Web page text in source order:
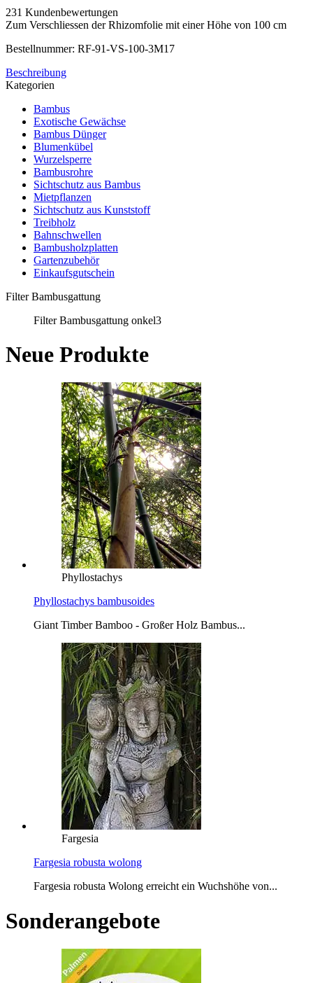
231 Kundenbewertungen
Zum Verschliessen der Rhizomfolie mit einer Höhe von 100 cm
Bestellnummer: RF-91-VS-100-3M17
Beschreibung
Kategorien
Bambus
Exotische Gewächse
Bambus Dünger
Blumenkübel
Wurzelsperre
Bambusrohre
Sichtschutz aus Bambus
Mietpflanzen
Sichtschutz aus Kunststoff
Treibholz
Bahnschwellen
Bambusholzplatten
Gartenzubehör
Einkaufsgutschein
Filter Bambusgattung
Filter Bambusgattung onkel3
Neue Produkte
Phyllostachys
Phyllostachys bambusoides
Giant Timber Bamboo - Großer Holz Bambus...
Fargesia
Fargesia robusta wolong
Fargesia robusta Wolong erreicht ein Wuchshöhe von...
Sonderangebote